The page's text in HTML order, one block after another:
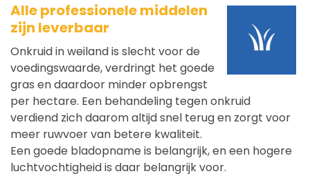
Alle professionele middelen
zijn leverbaar
Onkruid in weiland is slecht voor de
voedingswaarde, verdringt het goede
gras en daardoor minder opbrengst
per hectare. Een behandeling tegen onkruid
verdiend zich daarom altijd snel terug en zorgt voor
meer ruwvoer van betere kwaliteit.
Een goede bladopname is belangrijk, en een hogere
luchtvochtigheid is daar belangrijk voor.